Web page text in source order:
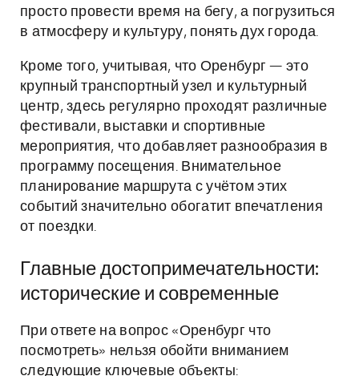
просто провести время на бегу, а погрузиться
в атмосферу и культуру, понять дух города.
Кроме того, учитывая, что Оренбург — это
крупный транспортный узел и культурный
центр, здесь регулярно проходят различные
фестивали, выставки и спортивные
мероприятия, что добавляет разнообразия в
программу посещения. Внимательное
планирование маршрута с учётом этих
событий значительно обогатит впечатления
от поездки.
Главные достопримечательности:
исторические и современные
При ответе на вопрос «Оренбург что
посмотреть» нельзя обойти вниманием
следующие ключевые объекты: